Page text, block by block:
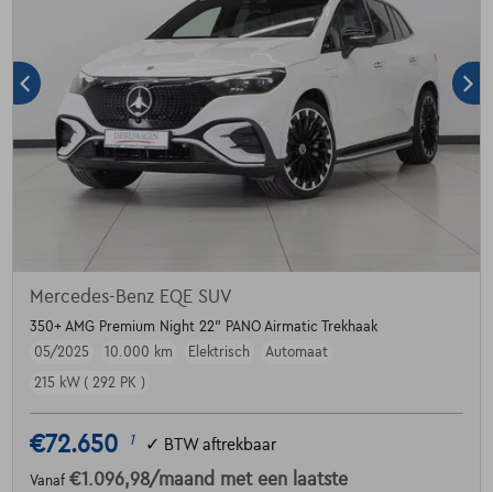
Mercedes-Benz EQE SUV
350+ AMG Premium Night 22" PANO Airmatic Trekhaak
05/2025
10.000 km Elektrisch
Automaat
215 kW ( 292 PK )
€72.650 1 ✓ BTW aftrekbaar
Vanaf €1.096,98/maand met een laatste